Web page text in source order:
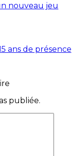
nouveau jeu
ans de présence
publiée.